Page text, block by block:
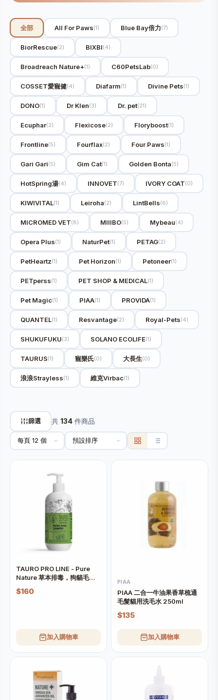
全部 All For Paws(1) Blue Bay倍力(7)
BiorRescue(2) BIXBI(4)
Broadreach Nature+(1) C60PetsLab(0)
COSSET愛寵健(4) Diafarm(1) Divine Pets(1)
DONO(1) Dr Klen(3) Dr. pet(21)
Ecuphar(2) Flexicose(2) Floryboost(1)
Frontline(5) Fourflax(2) Four Paws(1)
Gari Gari(5) Gim Cat(1) Golden Bonta(5)
HotSpring湯(4) INNOVET(7) IVORY COAT(0)
KIWIVITAL(1) Leiroha(2) LintBells(6)
MICROMED VET(8) MIIIBO(5) Mybeau(4)
Opera Plus(1) NaturPet(1) PETAG(2)
PetHeartz(1) Pet Horizon(1) Petoneer(1)
PETperss(1) PET SHOP & MEDICAL(1)
Pet Magic(1) PIAA(1) PROVIDA(1)
QUANTEL(1) Resvantage(2) Royal-Pets(4)
SHUKUFUKU(3) SOLANO ECOLIFE(1)
TAURUS(1) 寵樂氏(0) 大長生(0)
浪浪Strayless(1) 維克Virbac(1)
篩選 共 134 件商品
TAURO PRO LINE - Pure
Nature 草本排毒，狗貓毛皮
深層清潔洗髮精 400ml
$160
加入購物車
PIAA
PIAA 二合一牛油果香草梳通
毛髮貓用洗毛水 250ml
$135
加入購物車